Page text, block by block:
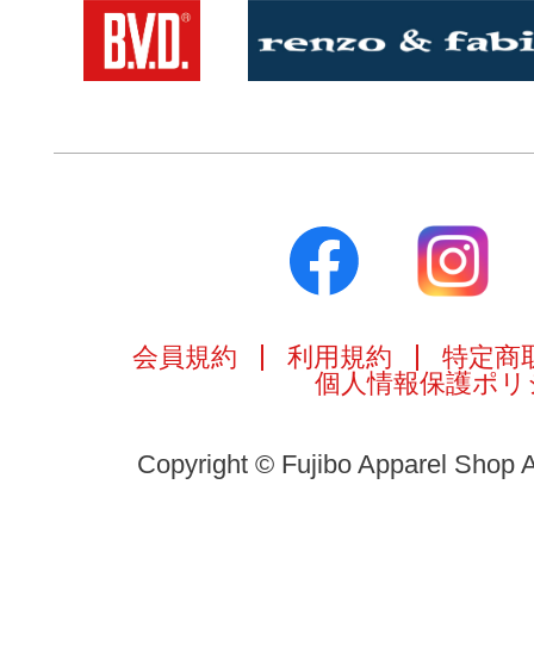
会員規約 利用規約
特定商
個人情報保護ポリ
Copyright © Fujibo Apparel Shop